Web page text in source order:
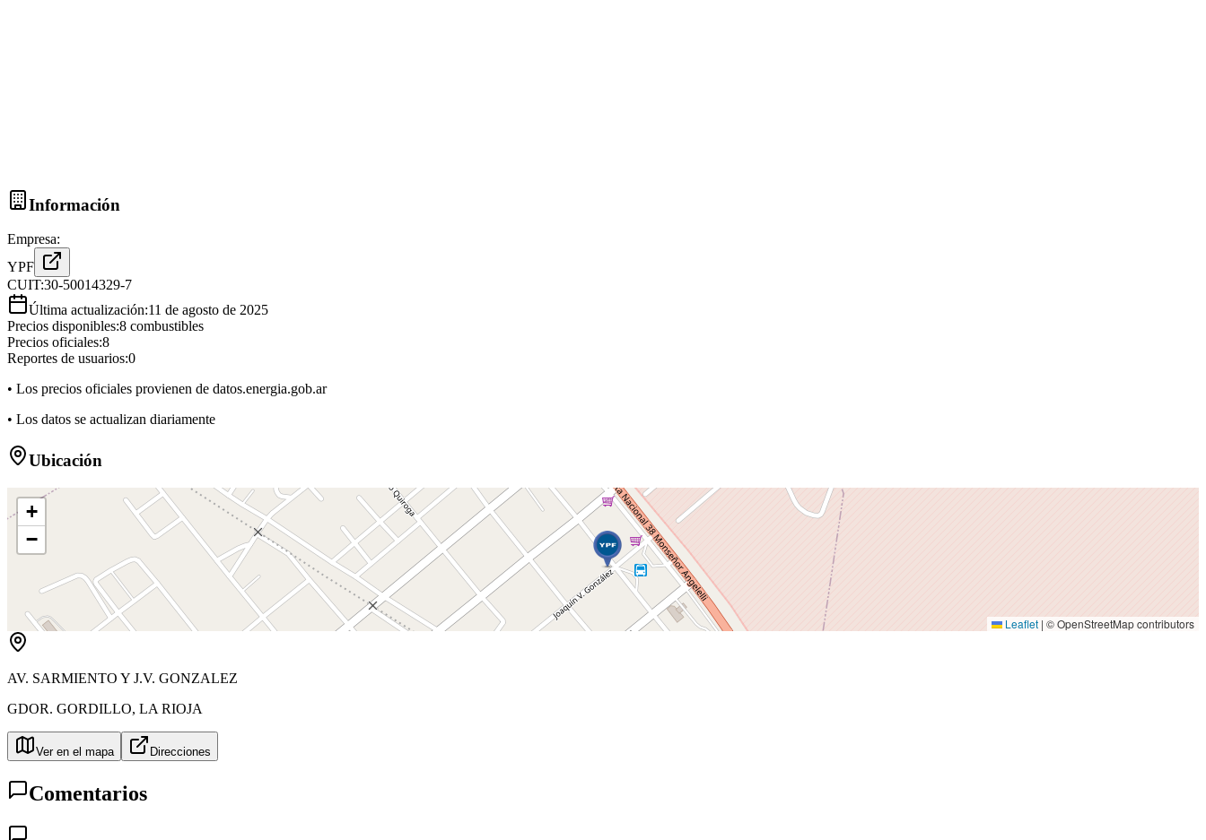
Información
Empresa:
YPF
CUIT:30-50014329-7
Última actualización:11 de agosto de 2025
Precios disponibles:8 combustibles
Precios oficiales:8
Reportes de usuarios:0
• Los precios oficiales provienen de datos.energia.gob.ar
• Los datos se actualizan diariamente
Ubicación
+
−
Leaflet | © OpenStreetMap contributors
AV. SARMIENTO Y J.V. GONZALEZ
GDOR. GORDILLO, LA RIOJA
Ver en el mapa Direcciones
Comentarios